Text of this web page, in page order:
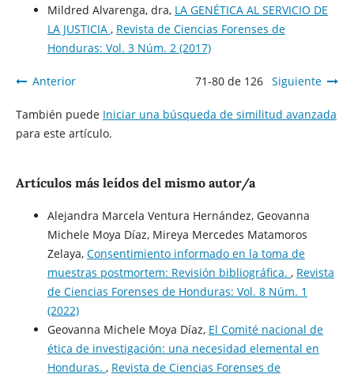
Mildred Alvarenga, dra, LA GENÉTICA AL SERVICIO DE
LA JUSTICIA , Revista de Ciencias Forenses de
Honduras: Vol. 3 Núm. 2 (2017)
Anterior 71-80 de 126 Siguiente
También puede Iniciar una búsqueda de similitud avanzada
para este artículo.
Artículos más leídos del mismo autor/a
Alejandra Marcela Ventura Hernández, Geovanna
Michele Moya Díaz, Mireya Mercedes Matamoros
Zelaya, Consentimiento informado en la toma de
muestras postmortem: Revisión bibliográfica. , Revista
de Ciencias Forenses de Honduras: Vol. 8 Núm. 1
(2022)
Geovanna Michele Moya Díaz, El Comité nacional de
ética de investigación: una necesidad elemental en
Honduras. , Revista de Ciencias Forenses de